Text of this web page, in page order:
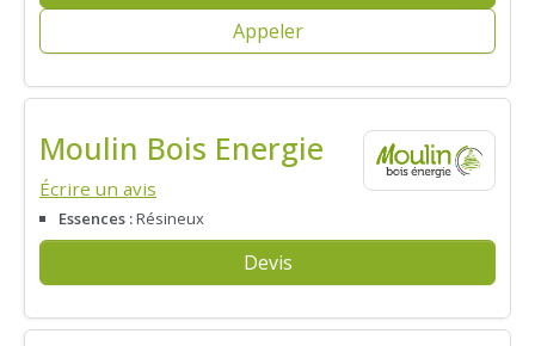
Appeler
Moulin Bois Energie
Écrire un avis
Essences :Résineux
Devis